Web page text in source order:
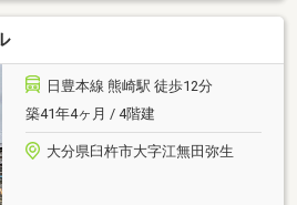
日豊本線 熊崎駅 徒歩12分
築41年4ヶ月 / 4階建
大分県臼杵市大字江無田弥生